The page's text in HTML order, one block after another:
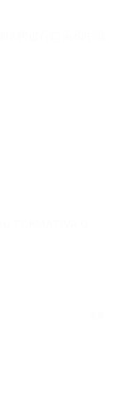
构进行口头和书面
FORMATIVA O